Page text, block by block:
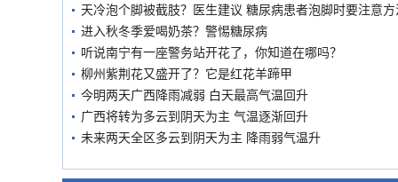
天冷泡个脚被截肢？医生建议 糖尿病患者泡脚时要注意方
进入秋冬季爱喝奶茶？警惕糖尿病
听说南宁有一座警务站开花了，你知道在哪吗？
柳州紫荆花又盛开了？它是红花羊蹄甲
今明两天广西降雨减弱 白天最高气温回升
广西将转为多云到阴天为主 气温逐渐回升
未来两天全区多云到阴天为主 降雨弱气温升